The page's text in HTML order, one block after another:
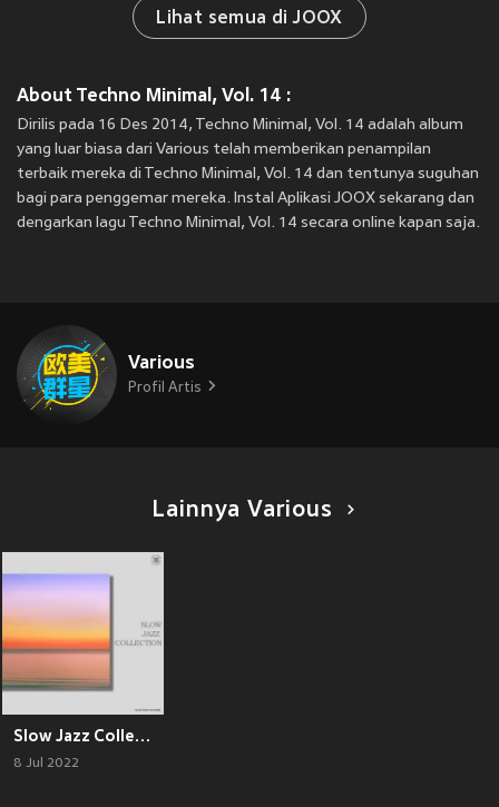
Lihat semua di JOOX
About Techno Minimal, Vol. 14 :
Dirilis pada 16 Des 2014, Techno Minimal, Vol. 14 adalah album
yang luar biasa dari Various telah memberikan penampilan
terbaik mereka di Techno Minimal, Vol. 14 dan tentunya suguhan
bagi para penggemar mereka. Instal Aplikasi JOOX sekarang dan
dengarkan lagu Techno Minimal, Vol. 14 secara online kapan saja.
Various
Profil Artis
Lainnya Various
Slow Jazz Collection
8 Jul 2022